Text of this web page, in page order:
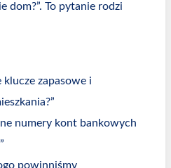
dom?”. To pytanie rodzi
klucze zapasowe i
numery kont bankowych
powinniśmy